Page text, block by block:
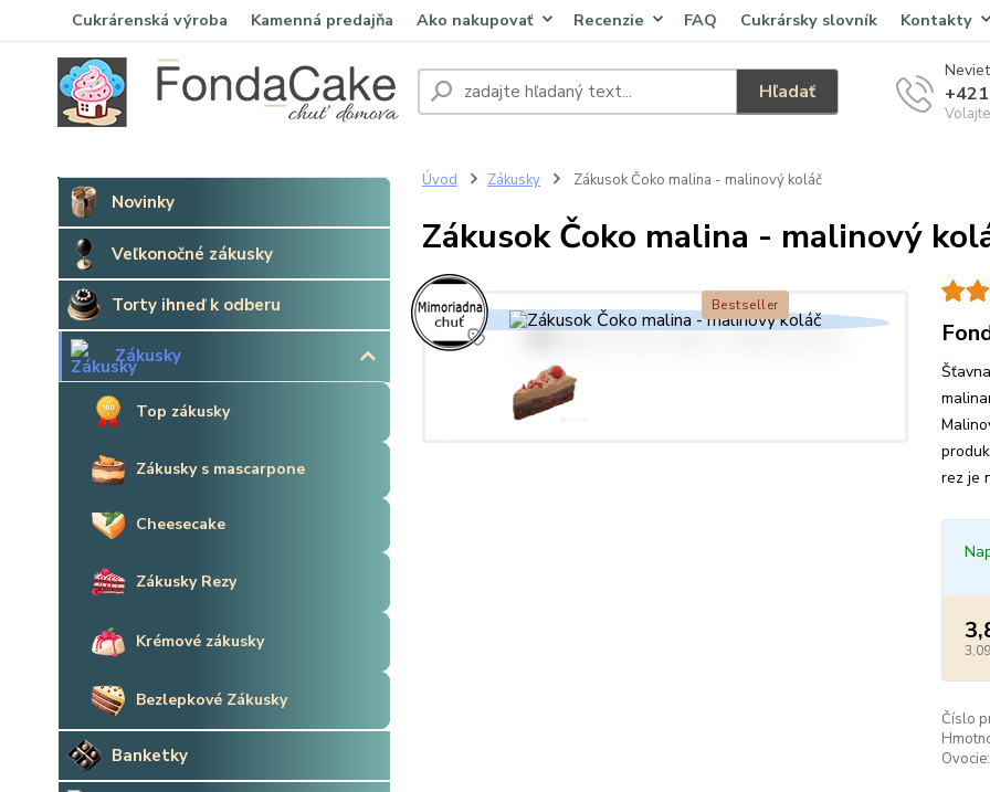
Cukrárenská výroba Kamenná predajňa Ako nakupovať Recenzie FAQ Cukrársky slovník Kontakty
Hľadať
Novinky
Veľkonočné zákusky
Torty ihneď k odberu
Zákusky
Top zákusky
Zákusky s mascarpone
Cheesecake
Zákusky Rezy
Krémové zákusky
Bezlepkové Zákusky
Banketky
Úvod Zákusky Zákusok Čoko malina - malinový koláč
Zákusok Čoko malina - malinový
Bestseller
rez je
Číslo
Ovocie: